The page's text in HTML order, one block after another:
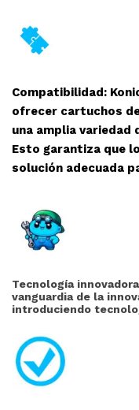
Compatibilidad:
ofrecer cartuchos
una amplia
Esto garantiza que
solución adecuada
Tecnología
vanguardia de la
introduciendo